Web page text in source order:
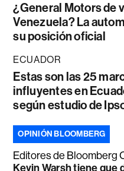
¿General Motors de
Venezuela? La
su posición oficial
ECUADOR
Estas son las 25
influyentes en
según estudio de
OPINIÓN BLOOMBERG
Editores de Bloomberg
Kevin Warsh tiene que